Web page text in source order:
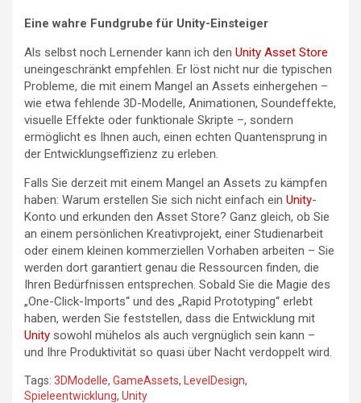
Eine wahre Fundgrube für Unity-Einsteiger
Als selbst noch Lernender kann ich den Unity Asset Store
uneingeschränkt empfehlen. Er löst nicht nur die typischen
Probleme, die mit einem Mangel an Assets einhergehen –
wie etwa fehlende 3D-Modelle, Animationen, Soundeffekte,
visuelle Effekte oder funktionale Skripte –, sondern
ermöglicht es Ihnen auch, einen echten Quantensprung in
der Entwicklungseffizienz zu erleben.
Falls Sie derzeit mit einem Mangel an Assets zu kämpfen
haben: Warum erstellen Sie sich nicht einfach ein Unity-
Konto und erkunden den Asset Store? Ganz gleich, ob Sie
an einem persönlichen Kreativprojekt, einer Studienarbeit
oder einem kleinen kommerziellen Vorhaben arbeiten – Sie
werden dort garantiert genau die Ressourcen finden, die
Ihren Bedürfnissen entsprechen. Sobald Sie die Magie des
„One-Click-Imports“ und des „Rapid Prototyping“ erlebt
haben, werden Sie feststellen, dass die Entwicklung mit
Unity sowohl mühelos als auch vergnüglich sein kann –
und Ihre Produktivität so quasi über Nacht verdoppelt wird.
Tags: 3DModelle, GameAssets, LevelDesign,
Spieleentwicklung, Unity